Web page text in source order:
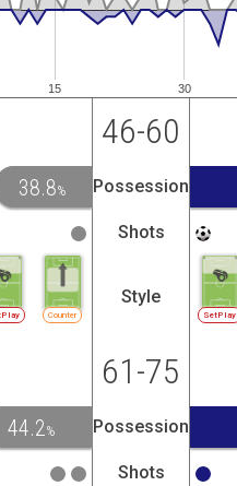
15 30
46-60
38.8% Possession
Shots
Counter
Style
SetPlay
61-75
44.2% Possession
Shots